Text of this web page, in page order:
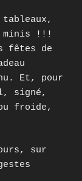
minis !!!
fêtes de
Et, pour
signé,
froide,
sur